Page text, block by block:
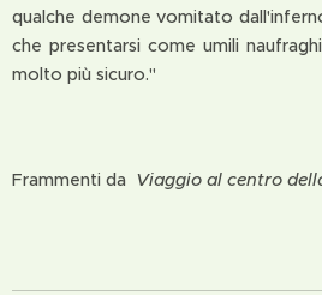
qualche demone vomitato
che presentarsi come umili
molto più sicuro."
Frammenti da Viaggio al centro